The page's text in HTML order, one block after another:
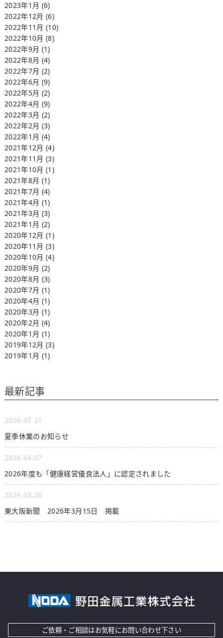
2023年1月 (6)
2022年12月(6)
2022年11月(10)
2022年10月(8)
2022年9月 (1)
2022年8月 (4)
2022年7月 (2)
2022年6月 (9)
2022年5月 (2)
2022年4月 (9)
2022年3月 (2)
2022年2月 (3)
2022年1月 (4)
2021年12月(4)
2021年11月(3)
2021年10月(1)
2021年8月 (1)
2021年7月 (4)
2021年4月 (1)
2021年3月 (3)
2021年1月 (2)
2020年12月(1)
2020年11月(3)
2020年10月(4)
2020年9月 (2)
2020年8月 (3)
2020年7月 (1)
2020年4月 (1)
2020年3月 (1)
2020年2月 (4)
2020年1月 (1)
2019年12月(3)
2019年1月 (1)
最新記事
2026.07.31
夏季休業のお知らせ
2026.04.07
2026年度も「健康経営優良法人」に認定されました
2026.03.28
東大阪新聞 2026年3月15日 掲載
ご依頼・ご相談はお気軽にお問い合わせ下さい